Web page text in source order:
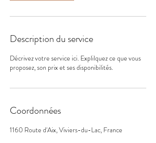
Description du service
Décrivez votre service ici. Explilquez ce que vous
proposez, son prix et ses disponibilités.
Coordonnées
1160 Route d'Aix, Viviers-du-Lac, France